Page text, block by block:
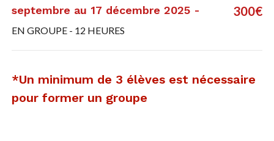
septembre au 17 décembre 2025 -
EN GROUPE - 12 HEURES
300€
*Un minimum de 3 élèves est nécessaire
pour former un groupe